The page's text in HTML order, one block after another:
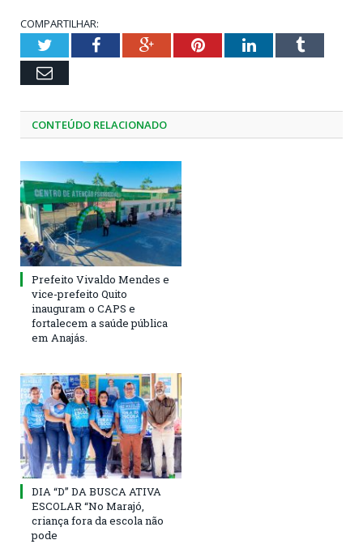
COMPARTILHAR:
TwitterFacebookGoogle+PinterestLinkedInTumblr
Email
CONTEÚDO RELACIONADO
Prefeito Vivaldo Mendes e
vice-prefeito Quito
inauguram o CAPS e
fortalecem a saúde pública
em Anajás.
DIA “D” DA BUSCA ATIVA
ESCOLAR “No Marajó,
criança fora da escola não
pode